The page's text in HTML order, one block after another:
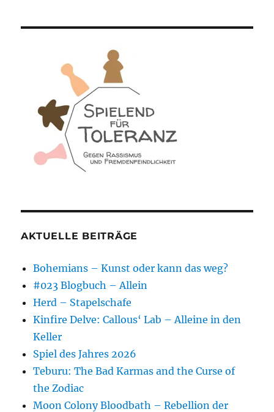
AKTUELLE BEITRÄGE
Bohemians – Kunst oder kann das weg?
#023 Blogbuch – Allein
Herd – Stapelschafe
Kinfire Delve: Callous‘ Lab – Alleine in den
Keller
Spiel des Jahres 2026
Teburu: The Bad Karmas and the Curse of
the Zodiac
Moon Colony Bloodbath – Rebellion der